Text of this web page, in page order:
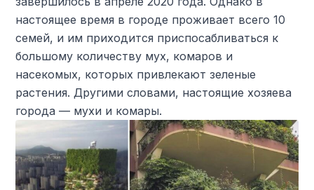
настоящее время в городе проживает всего 10
семей, и им приходится приспосабливаться к
большому количеству мух, комаров и
насекомых, которых привлекают зеленые
растения. Другими словами, настоящие хозяева
города — мухи и комары.